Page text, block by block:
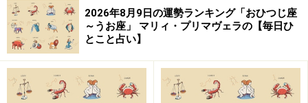
みずがめ座／水瓶座（1月20日～2月18日生まれ）
うお座／魚座（2月19日～3月20日生まれ）
2026年8月9日の運勢ランキング「おひつじ座
～うお座」 マリィ・プリマヴェラの【毎日ひ
とこと占い】